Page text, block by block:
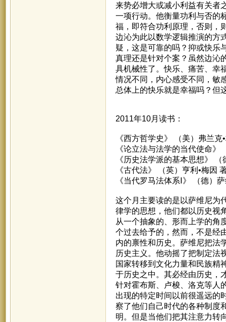
来势必增大或减小利益有关者
一项行动。他衡量功利与否的
福，即符合功利原理，否则，
边沁为此以数学逻辑推演的方
疑，这是可靠的吗？抑或快乐
真理还是针对个案？虽然边沁
具机械性了。快乐、痛苦、幸
情况不同，内心感受不同，敏
总体上的快乐就是幸福吗？但
2011年10月读书：
《西方哲学史》 （美）弗兰克
《论立法与法学的当代使命》
《历史法学派的基本思想》 （
《古代法》 （英）亨利•梅因
《当代罗马法体系Ⅰ》 （德）
这个月主要读的是以萨维尼为
律学的思想，他们都以历史视
从一个抽象的、形而上学的角
个过去给予的，然而，不是经
内的禀性和历史。萨维尼把法
历史主义。他动摇了把制定法
国家转移到文化力量和民族精
于历史之中。其必经由历史，
针对霍布斯、卢梭、洛克等人
出现的特定时间以前很遥远的
察了他们自己时代的各种制度
明。但是当他们把其注意力转